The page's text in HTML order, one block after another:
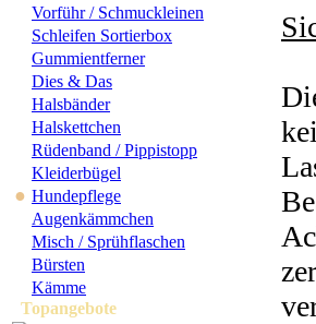
Vorführ / Schmuckleinen
Schleifen Sortierbox
Gummientferner
Dies & Das
Halsbänder
Halskettchen
Rüdenband / Pippistopp
Kleiderbügel
● Hundepflege
Augenkämmchen
Misch / Sprühflaschen
Bürsten
Kämme
Topangebote